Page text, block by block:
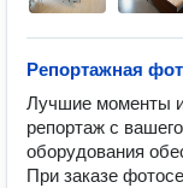
Репортажная
Лучшие моменты
репортаж с
оборудования
При заказе